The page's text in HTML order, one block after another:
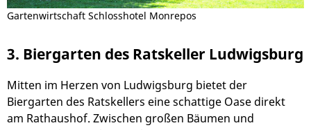
Gartenwirtschaft Schlosshotel Monrepos
3. Biergarten des Ratskeller Ludwigsburg
Mitten im Herzen von Ludwigsburg bietet der
Biergarten des Ratskellers eine schattige Oase direkt
am Rathaushof. Zwischen großen Bäumen und